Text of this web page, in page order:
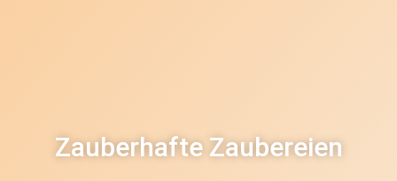
Zauberhafte Zaubereien